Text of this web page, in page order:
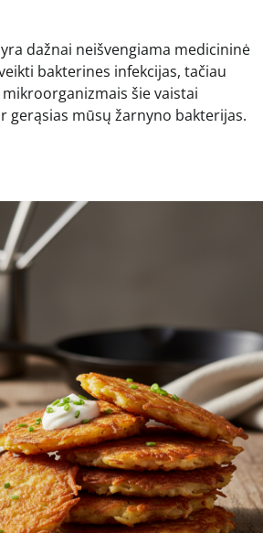
dažnai neišvengiama medicininė
bakterines infekcijas, tačiau
šie vaistai
gerąsias mūsų žarnyno bakterijas.